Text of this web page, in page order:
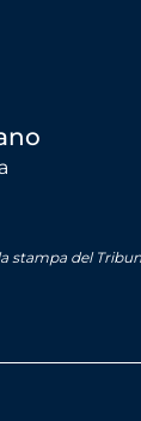
stampa del